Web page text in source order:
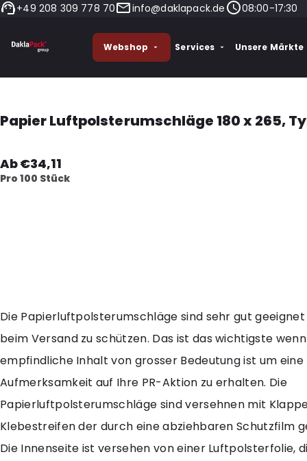
+49 208 309 778 70 info@daklapack.de 08:00-17:30
Webshop Services Unsere Märkte
Papier Luftpolsterumschläge 180 x 265,
Ab €34,11
Pro 100 Stück
Die Papierluftpolsterumschläge sind sehr gut
beim Versand zu schützen. Das ist das wichtigste
empfindliche Inhalt von grosser Bedeutung ist um eine
Aufmerksamkeit auf Ihre PR-Aktion zu erhalten. Die
Papierluftpolsterumschläge sind versehnen mit
Klebestreifen der durch eine abziehbaren Schutzfilm
Die Innenseite ist versehen von einer Luftpolsterfolie,